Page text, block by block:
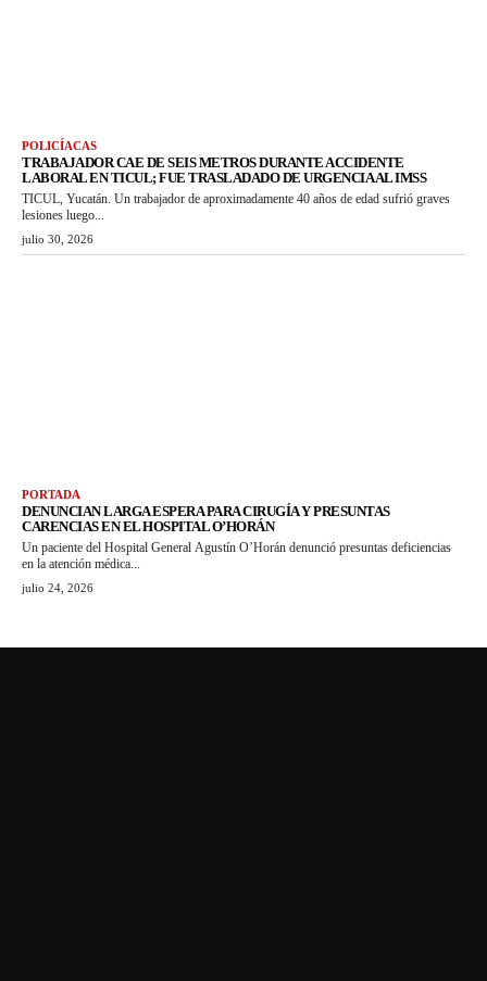
POLICÍACAS
TRABAJADOR CAE DE SEIS METROS DURANTE ACCIDENTE
LABORAL EN TICUL; FUE TRASLADADO DE URGENCIA AL IMSS
TICUL, Yucatán. Un trabajador de aproximadamente 40 años de edad sufrió graves
lesiones luego...
julio 30, 2026
PORTADA
DENUNCIAN LARGA ESPERA PARA CIRUGÍA Y PRESUNTAS
CARENCIAS EN EL HOSPITAL O’HORÁN
Un paciente del Hospital General Agustín O’Horán denunció presuntas deficiencias
en la atención médica...
julio 24, 2026